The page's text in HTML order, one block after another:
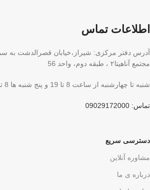
اطلاعات تماس
آدرس دفتر مرکزی: شیراز،خیابان قصرالدشت به
مجتمع آناهیتا۲ ، طبقه دوم، واحد 56
شنبه تا چهارشنبه از ساعت 8 تا 19 و پنج شنبه ها 8 تا 2 بعد از ظهر
تماس: 09029172000
دسترسی سریع
مشاوره آنلاین
درباره ی ما